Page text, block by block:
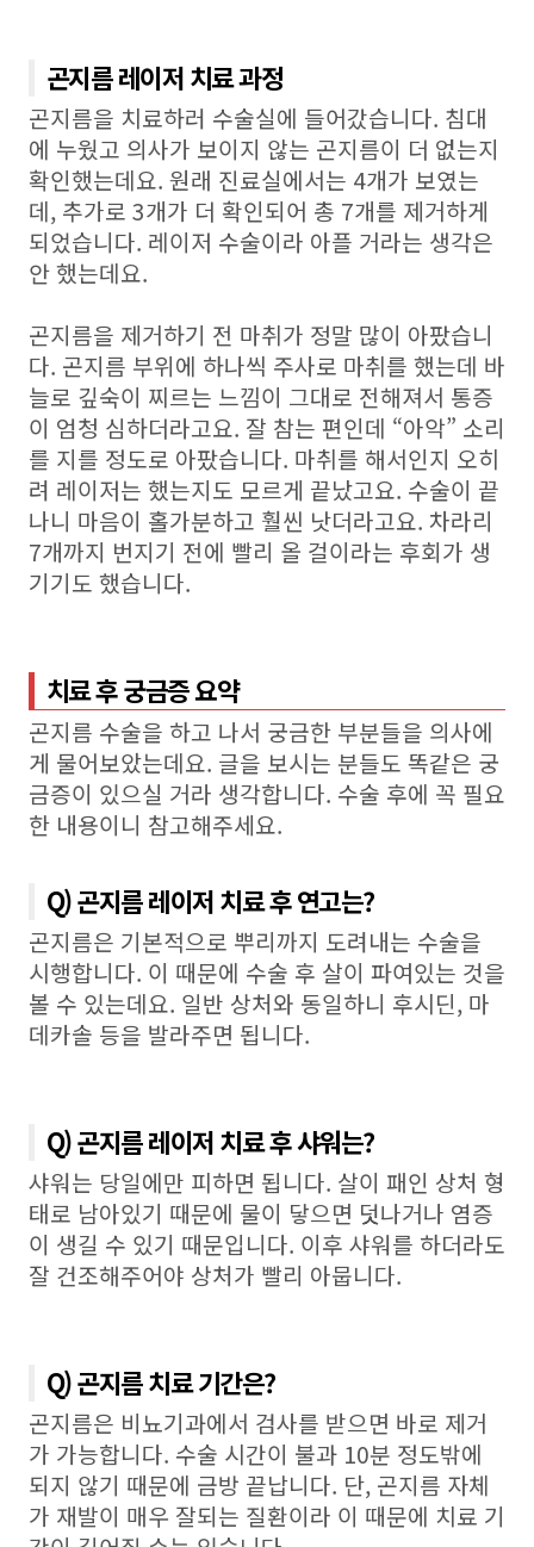
곤지름 레이저 치료 과정
곤지름을 치료하러 수술실에 들어갔습니다. 침대
에 누웠고 의사가 보이지 않는 곤지름이 더 없는지
확인했는데요. 원래 진료실에서는 4개가 보였는
데, 추가로 3개가 더 확인되어 총 7개를 제거하게
되었습니다. 레이저 수술이라 아플 거라는 생각은
안 했는데요.
곤지름을 제거하기 전 마취가 정말 많이 아팠습니
다. 곤지름 부위에 하나씩 주사로 마취를 했는데 바
늘로 깊숙이 찌르는 느낌이 그대로 전해져서 통증
이 엄청 심하더라고요. 잘 참는 편인데 “아악” 소리
를 지를 정도로 아팠습니다. 마취를 해서인지 오히
려 레이저는 했는지도 모르게 끝났고요. 수술이 끝
나니 마음이 홀가분하고 훨씬 낫더라고요. 차라리
7개까지 번지기 전에 빨리 올 걸이라는 후회가 생
기기도 했습니다.
치료 후 궁금증 요약
곤지름 수술을 하고 나서 궁금한 부분들을 의사에
게 물어보았는데요. 글을 보시는 분들도 똑같은 궁
금증이 있으실 거라 생각합니다. 수술 후에 꼭 필요
한 내용이니 참고해주세요.
Q) 곤지름 레이저 치료 후 연고는?
곤지름은 기본적으로 뿌리까지 도려내는 수술을
시행합니다. 이 때문에 수술 후 살이 파여있는 것을
볼 수 있는데요. 일반 상처와 동일하니 후시딘, 마
데카솔 등을 발라주면 됩니다.
Q) 곤지름 레이저 치료 후 샤워는?
샤워는 당일에만 피하면 됩니다. 살이 패인 상처 형
태로 남아있기 때문에 물이 닿으면 덧나거나 염증
이 생길 수 있기 때문입니다. 이후 샤워를 하더라도
잘 건조해주어야 상처가 빨리 아뭅니다.
Q) 곤지름 치료 기간은?
곤지름은 비뇨기과에서 검사를 받으면 바로 제거
가 가능합니다. 수술 시간이 불과 10분 정도밖에
되지 않기 때문에 금방 끝납니다. 단, 곤지름 자체
가 재발이 매우 잘되는 질환이라 이 때문에 치료 기